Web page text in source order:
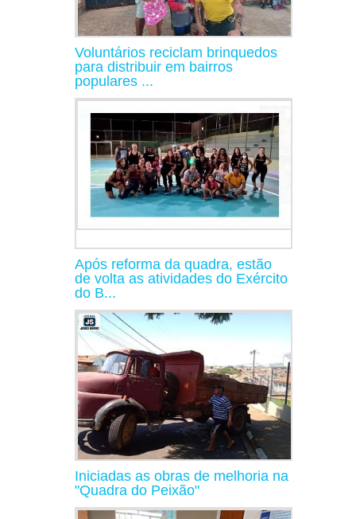
Voluntários reciclam brinquedos
para distribuir em bairros
populares ...
Após reforma da quadra, estão
de volta as atividades do Exército
do B...
Iniciadas as obras de melhoria na
"Quadra do Peixão"